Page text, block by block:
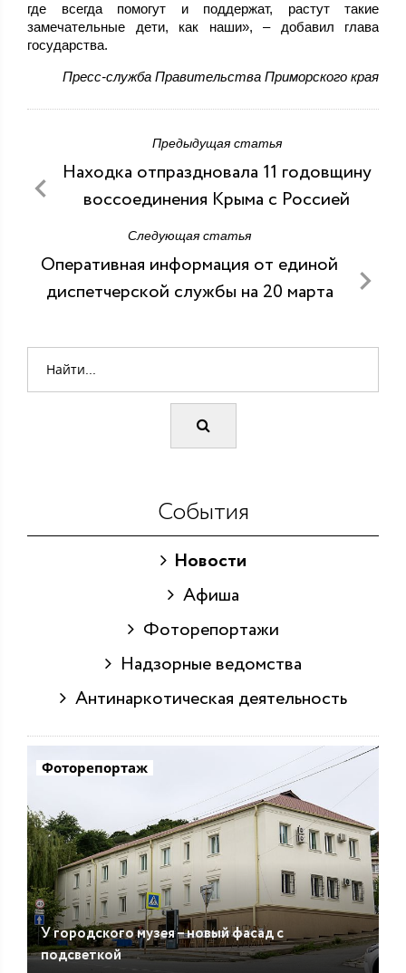
где всегда помогут и поддержат, растут такие
замечательные дети, как наши», – добавил глава
государства.
Пресс-служба Правительства Приморского края
Предыдущая статья
Находка отпраздновала 11 годовщину
воссоединения Крыма с Россией
Следующая статья
Оперативная информация от единой
диспетчерской службы на 20 марта
События
Новости
Афиша
Фоторепортажи
Надзорные ведомства
Антинаркотическая деятельность
Фоторепортаж
У городского музея – новый фасад с
подсветкой